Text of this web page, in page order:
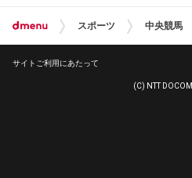
スポーツ 中央競馬
サイトご利用にあたって
(C) NTT